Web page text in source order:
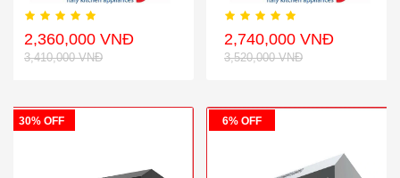
2,360,000 VNĐ
3,410,000 VNĐ
2,740,000 VNĐ
3,520,000 VNĐ
30% OFF 6% OFF